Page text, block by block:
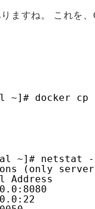
ますね。 これを
~]# docker
~]# netstat
(only